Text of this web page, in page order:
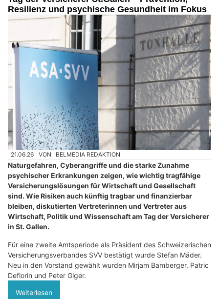
Resilienz und psychische Gesundheit im Fokus
21.06.26 VON BELMEDIA REDAKTION
Naturgefahren, Cyberangriffe und die starke Zunahme
psychischer Erkrankungen zeigen, wie wichtig tragfähige
Versicherungslösungen für Wirtschaft und Gesellschaft
sind. Wie Risiken auch künftig tragbar und finanzierbar
bleiben, diskutierten Vertreterinnen und Vertreter aus
Wirtschaft, Politik und Wissenschaft am Tag der Versicherer
in St. Gallen.
Für eine zweite Amtsperiode als Präsident des Schweizerischen
Versicherungsverbandes SVV bestätigt wurde Stefan Mäder.
Neu in den Vorstand gewählt wurden Mirjam Bamberger, Patric
Deflorin und Peter Giger.
Weiterlesen